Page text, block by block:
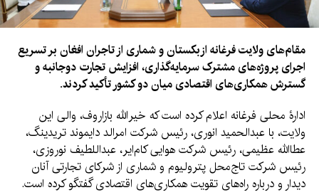
مقام‌های ولایت فرغانه ازبکستان و شماری از تاجران افغان بر تسریع
اجرای پروژه‌های مشترک سرمایه‌گذاری، افزایش تجارت دوجانبه و
گسترش همکاری‌های اقتصادی میان دو کشور تأکید کردند.
ادارۀ محلی فرغانه اعلام کرده است که خیرالله بازاروف، والی این
ولایت، با عبدالحمید انوری، رئیس شرکت امرالد دایموند تریدینگ،
عطاالله عظیمی، رئیس شرکت هوایی کام‌ایر، عبداللطیف نوروزی،
رئیس شرکت تاج‌محل پترولیوم و شماری از شرکای تجارتی آنان
دیدار و درباره راه‌های تقویت همکاری‌های اقتصادی گفتگو کرده است.